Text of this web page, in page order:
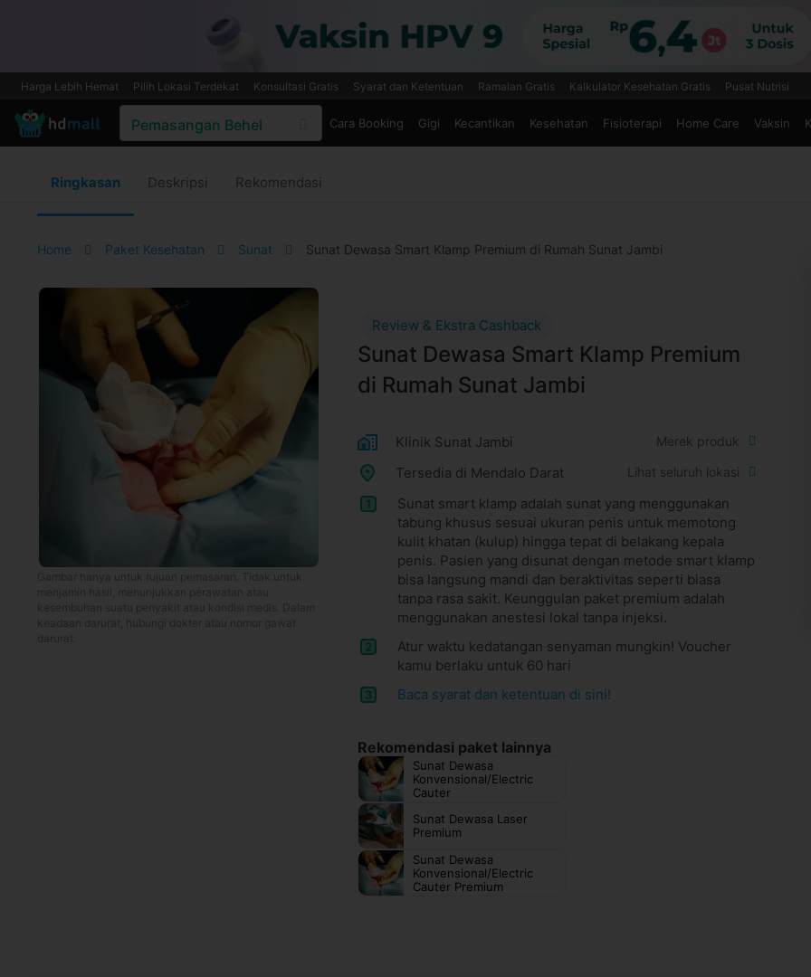
Harga Lebih Hemat Pilih Lokasi Terdekat Konsultasi Gratis Syarat dan Ketentuan Ramalan Gratis Kalkulator Kesehatan Gratis Pusat Nutrisi
Cara Booking Gigi Kecantikan Kesehatan Fisioterapi Home Care Vaksin
Ringkasan Deskripsi Rekomendasi
Home Paket Kesehatan Sunat Sunat Dewasa Smart Klamp Premium di Rumah Sunat Jambi
Review & Ekstra Cashback
Sunat Dewasa Smart Klamp Premium
di Rumah Sunat Jambi
Klinik Sunat Jambi Merek produk
Tersedia di Mendalo Darat Lihat seluruh lokasi
1
Sunat smart klamp adalah sunat yang menggunakan
tabung khusus sesuai ukuran penis untuk memotong
kulit khatan (kulup) hingga tepat di belakang kepala
penis. Pasien yang disunat dengan metode smart klamp
bisa langsung mandi dan beraktivitas seperti biasa
tanpa rasa sakit. Keunggulan paket premium adalah
menggunakan anestesi lokal tanpa injeksi.
2
Atur waktu kedatangan senyaman mungkin! Voucher
kamu berlaku untuk 60 hari
3 Baca syarat dan ketentuan di sini!
Rekomendasi paket lainnya
Sunat Dewasa
Konvensional/Electric
Cauter
Sunat Dewasa Laser
Premium
Sunat Dewasa
Konvensional/Electric
Cauter Premium